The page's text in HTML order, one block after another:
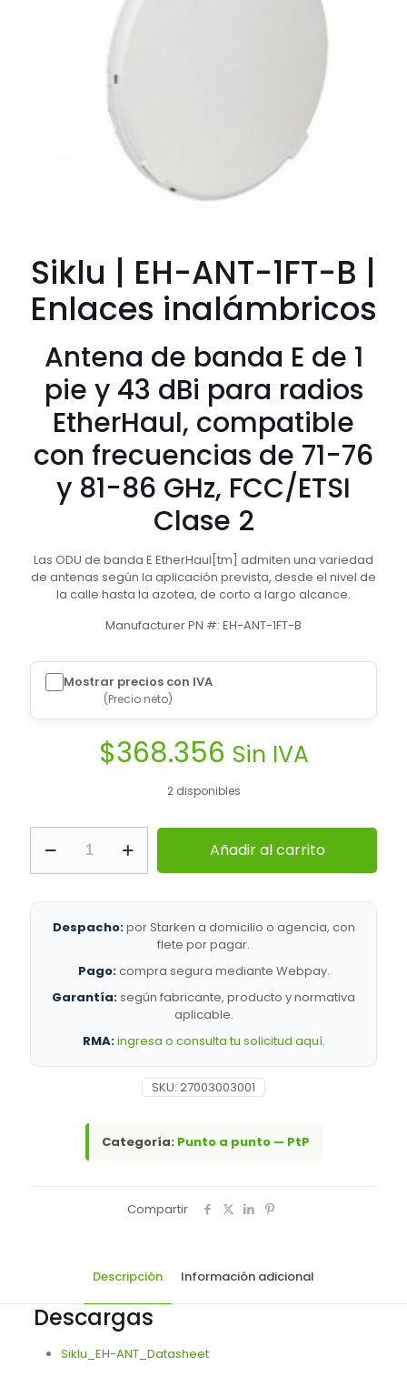
Siklu | EH-ANT-1FT-B |
Enlaces inalámbricos
Antena de banda E de 1
pie y 43 dBi para radios
EtherHaul, compatible
con frecuencias de 71-76
y 81-86 GHz, FCC/ETSI
Clase 2
Las ODU de banda E EtherHaul[tm] admiten una variedad
de antenas según la aplicación prevista, desde el nivel de
la calle hasta la azotea, de corto a largo alcance.
Manufacturer PN #: EH-ANT-1FT-B
Mostrar precios con IVA
(Precio neto)
$368.356 Sin IVA
2 disponibles
EH-
1FT-
inalámbricos
cantidad
Añadir al carrito
Despacho:por Starken a domicilio o agencia, con
flete por pagar.
Pago:compra segura mediante Webpay.
Garantía:según fabricante, producto y normativa
aplicable.
RMA:ingresa o consulta tu solicitud aquí.
Categoría: Punto a punto — PtP
SKU: 27003003001
Compartir
Descripción Información adicional
Descargas
Siklu_EH-ANT_Datasheet